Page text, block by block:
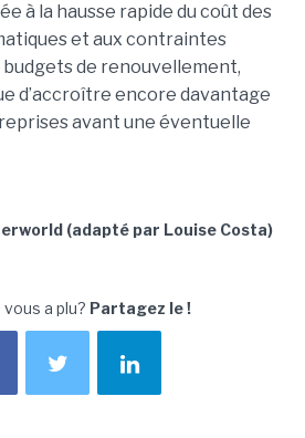
à la hausse rapide du coût des
et aux contraintes
de renouvellement,
d’accroître encore davantage
avant une éventuelle
(adapté par Louise Costa)
a plu? Partagez le !